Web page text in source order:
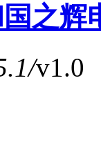
之辉
/v1.0